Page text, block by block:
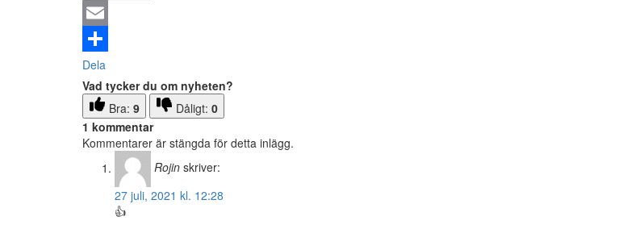
Email
Dela
Vad tycker du om nyheten?
Bra: 9 Dåligt: 0
1 kommentar
Kommentarer är stängda för detta inlägg.
Rojin skriver:
27 juli, 2021 kl. 12:28
👍